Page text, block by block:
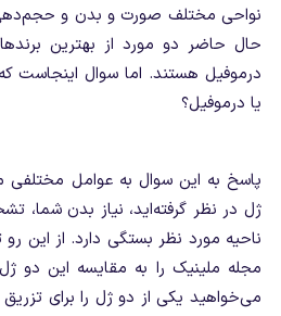
نواحی مختلف صورت و بدن و
حال حاضر دو مورد از بهترین
درموفیل هستند. اما سوال اینجاست
یا درموفیل؟
پاسخ به این سوال به عوامل مختلفی
ژل در نظر گرفته‌اید، نیاز بدن شما،
ناحیه مورد نظر بستگی دارد. از این
مجله ملینیک را به مقایسه این
می‌خواهید یکی از دو ژل را برای تزریق